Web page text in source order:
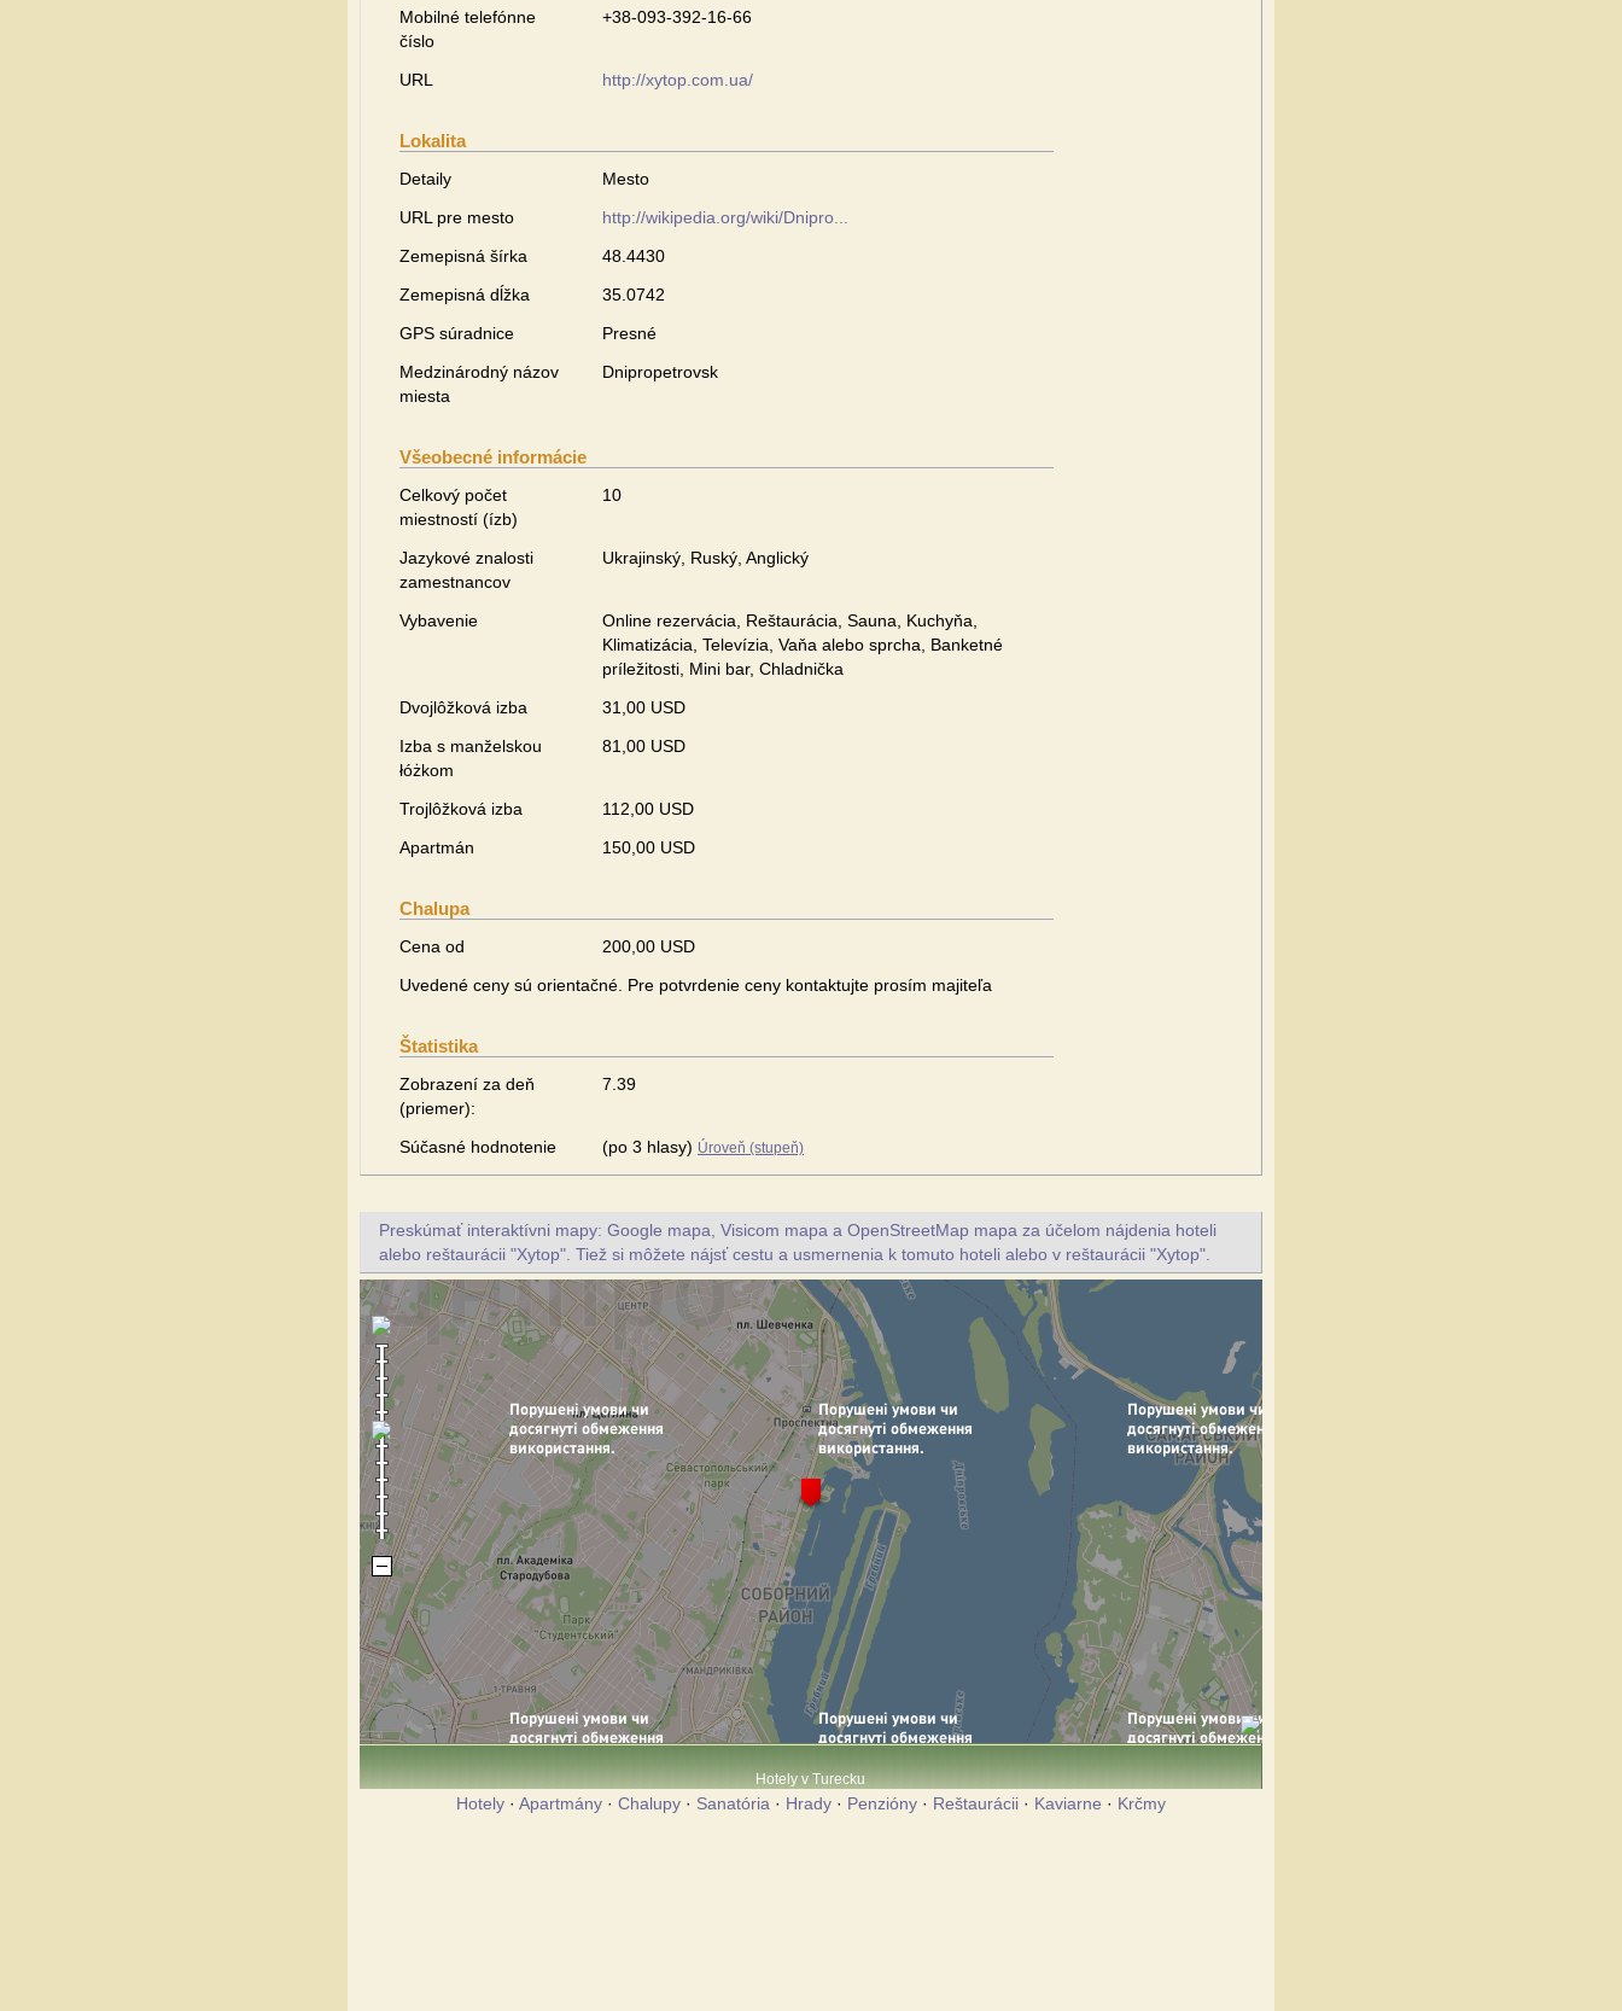
Mobilné telefónne
číslo
+38-093-392-16-66
URL http://xytop.com.ua/
Lokalita
Detaily
Mesto
URL pre mesto
http://wikipedia.org/wiki/Dnipro...
Zemepisná šírka
48.4430
Zemepisná dĺžka
35.0742
GPS súradnice
Presné
Medzinárodný názov
miesta
Dnipropetrovsk
Všeobecné informácie
Celkový počet
miestností (ízb)
10
Jazykové znalosti
zamestnancov
Ukrajinský, Ruský, Anglický
Vybavenie
Online rezervácia, Reštaurácia, Sauna, Kuchyňa,
Klimatizácia, Televízia, Vaňa alebo sprcha, Banketné
príležitosti, Mini bar, Chladnička
Dvojlôžková izba
31,00 USD
Izba s manželskou
łóżkom
81,00 USD
Trojlôžková izba
112,00 USD
Apartmán
150,00 USD
Chalupa
Cena od
200,00 USD
Uvedené ceny sú orientačné. Pre potvrdenie ceny kontaktujte prosím majiteľa
Štatistika
Zobrazení za deň
(priemer):
7.39
Súčasné hodnotenie (po 3 hlasy) Úroveň (stupeň)
Preskúmať interaktívni mapy: Google mapa, Visicom mapa a OpenStreetMap mapa za účelom nájdenia hoteli
alebo reštaurácii "Xytop". Tiež si môžete nájsť cestu a usmernenia k tomuto hoteli alebo v reštaurácii "Xytop".
Hotely v Turecku
Hotely · Apartmány · Chalupy · Sanatória · Hrady · Penzióny · Reštaurácii · Kaviarne · Krčmy